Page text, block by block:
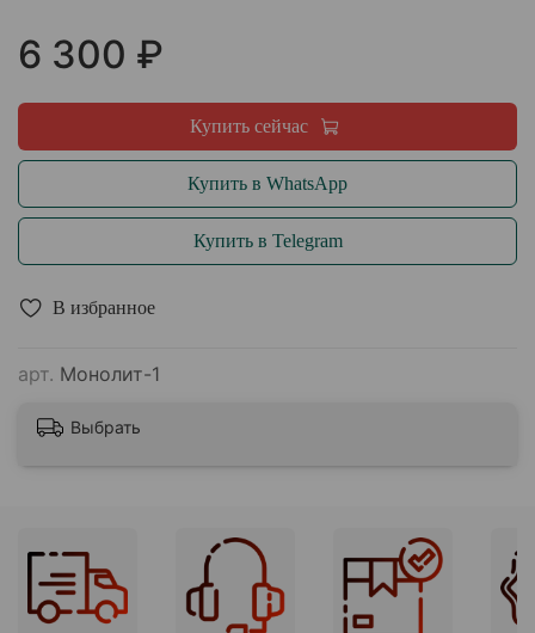
В избранное
арт. Монолит-1
6 300 ₽
Купить сейчас
Купить в WhatsApp
Купить в Telegram
Выбрать